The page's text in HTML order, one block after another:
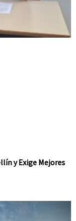
y Exige Mejores